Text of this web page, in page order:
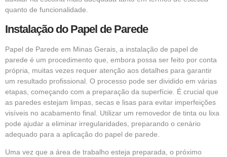
quanto de funcionalidade.
Instalação do Papel de Parede
Papel de Parede em Minas Gerais, a instalação de papel de
parede é um procedimento que, embora possa ser feito por conta
própria, muitas vezes requer atenção aos detalhes para garantir
um resultado profissional. O processo pode ser dividido em várias
etapas, começando com a preparação da superfície. É crucial que
as paredes estejam limpas, secas e lisas para evitar imperfeições
visíveis no acabamento final. Utilizar um removedor de tinta ou lixa
pode ajudar a eliminar irregularidades, preparando o cenário
adequado para a aplicação do papel de parede.
Uma vez que a área de trabalho esteja preparada, o próximo